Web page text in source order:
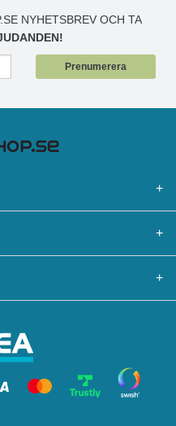
NYHETSBREV OCH TA
Prenumerera
+
+
+